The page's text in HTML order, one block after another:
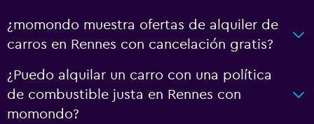
¿momondo muestra ofertas de alquiler de
carros en Rennes con cancelación gratis?
¿Puedo alquilar un carro con una política
de combustible justa en Rennes con
momondo?